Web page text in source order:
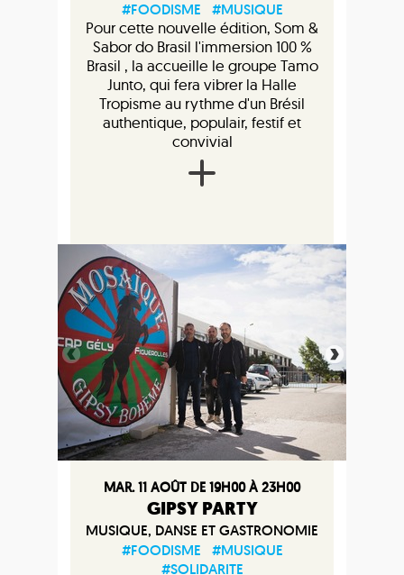
#FOODISME
#MUSIQUE
Pour cette nouvelle édition, Som &
Sabor do Brasil l'immersion 100 %
Brasil , la accueille le groupe Tamo
Junto, qui fera vibrer la Halle
Tropisme au rythme d'un Brésil
authentique, populair, festif et
convivial
MAR. 11 AOÛT DE 19H00 À 23H00
GIPSY PARTY
MUSIQUE, DANSE ET GASTRONOMIE
#FOODISME
#MUSIQUE
#SOLIDARITE